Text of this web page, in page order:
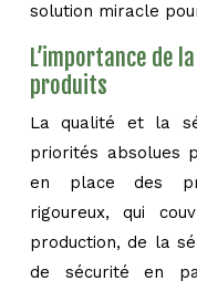
solution miracle
L’importance de
produits
La qualité et la
priorités absolues
en place des
rigoureux, qui
production, de la
de sécurité en